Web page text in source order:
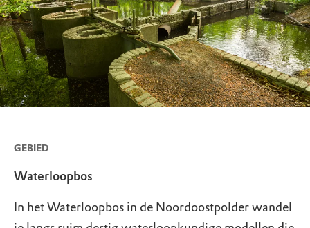
GEBIED
Waterloopbos
In het Waterloopbos in de Noordoostpolder wandel